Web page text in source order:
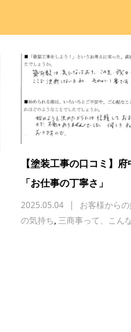
【塗装工事の口コミ】
「お仕事の丁寧さ」
2025.05.04 お客様から
の気持ち, 三商事って、こん